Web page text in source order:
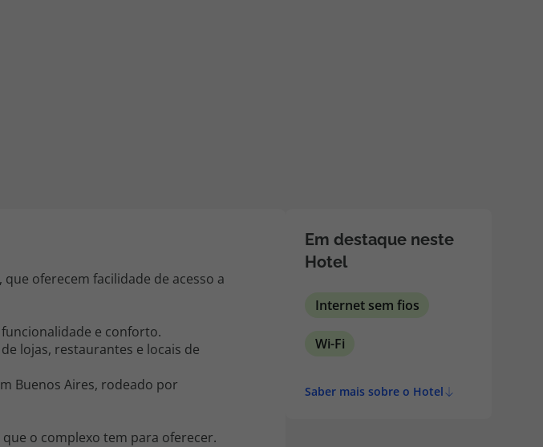
oferecem facilidade de acesso a
e conforto.
lojas, restaurantes e locais de
Buenos Aires, rodeado por
o complexo tem para oferecer.
Em destaque neste
Hotel
Internet sem fios
Wi-Fi
Saber mais sobre o Hotel